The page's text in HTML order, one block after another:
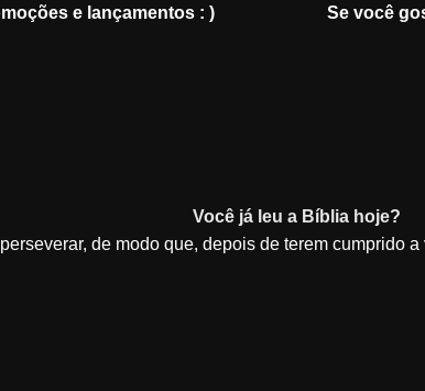
e lançamentos : )
Se você
Você já leu a Bíblia hoje?
de modo que, depois de terem cumprido